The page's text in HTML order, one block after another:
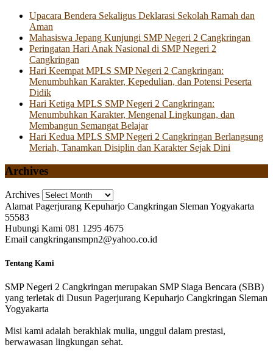
Upacara Bendera Sekaligus Deklarasi Sekolah Ramah dan
Aman
Mahasiswa Jepang Kunjungi SMP Negeri 2 Cangkringan
Peringatan Hari Anak Nasional di SMP Negeri 2
Cangkringan
Hari Keempat MPLS SMP Negeri 2 Cangkringan:
Menumbuhkan Karakter, Kepedulian, dan Potensi Peserta
Didik
Hari Ketiga MPLS SMP Negeri 2 Cangkringan:
Menumbuhkan Karakter, Mengenal Lingkungan, dan
Membangun Semangat Belajar
Hari Kedua MPLS SMP Negeri 2 Cangkringan Berlangsung
Meriah, Tanamkan Disiplin dan Karakter Sejak Dini
Archives
Archives
Alamat Pagerjurang Kepuharjo Cangkringan Sleman Yogyakarta
55583
Hubungi Kami 081 1295 4675
Email cangkringansmpn2@yahoo.co.id
Tentang Kami
SMP Negeri 2 Cangkringan merupakan SMP Siaga Bencara (SBB)
yang terletak di Dusun Pagerjurang Kepuharjo Cangkringan Sleman
Yogyakarta
Misi kami adalah berakhlak mulia, unggul dalam prestasi,
berwawasan lingkungan sehat.